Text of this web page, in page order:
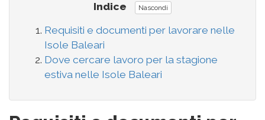
Indice Nascondi
Requisiti e documenti per lavorare nelle
Isole Baleari
Dove cercare lavoro per la stagione
estiva nelle Isole Baleari